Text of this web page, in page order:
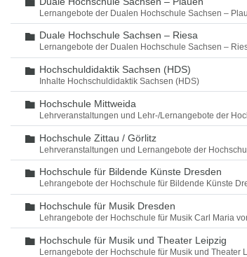
Lernangebote der Dualen Hochschule Sachsen –
Ordner
Duale Hochschule Sachsen – Riesa
Lernangebote der Dualen Hochschule Sachsen –
Ordner
Hochschuldidaktik Sachsen (HDS)
Inhalte Hochschuldidaktik Sachsen (HDS)
Ordner
Hochschule Mittweida
Lehrveranstaltungen und Lehr-/Lernangebote der
Ordner
Hochschule Zittau / Görlitz
Lehrveranstaltungen und Lernangebote der
Ordner
Hochschule für Bildende Künste Dresden
Lehrangebote der Hochschule für Bildende Künste
Ordner
Hochschule für Musik Dresden
Lehrangebote der Hochschule für Musik Carl Maria
Ordner
Hochschule für Musik und Theater Leipzig
Lernangebote der Hochschule für Musik und Theater